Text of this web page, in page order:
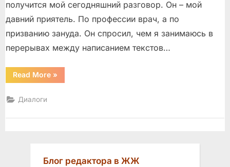
получится мой сегодняшний разговор. Он – мой
давний приятель. По профессии врач, а по
призванию зануда. Он спросил, чем я занимаюсь в
перерывах между написанием текстов…
Read More“С
холодным
»
Диалоги
Блог редактора в ЖЖ